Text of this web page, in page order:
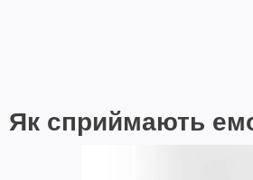
Як сприймають